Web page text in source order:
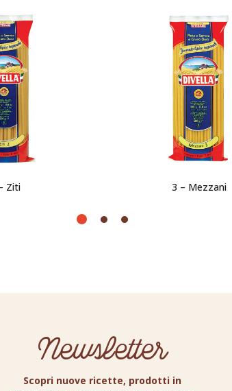
Ziti 3 – Mezzani
Newsletter
Scopri nuove ricette, prodotti in